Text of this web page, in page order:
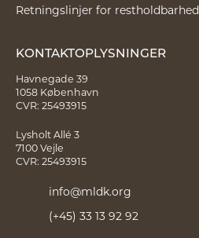
Retningslinjer for restholdbarhed
KONTAKTOPLYSNINGER
Havnegade 39
1058 København
CVR: 25493915
Lysholt Allé 3
7100 Vejle
CVR: 25493915
info@mldk.org
(+45) 33 13 92 92